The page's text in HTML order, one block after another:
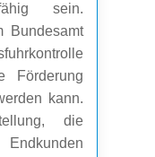
sein.
Bundesamt
Förderung
kann.
die